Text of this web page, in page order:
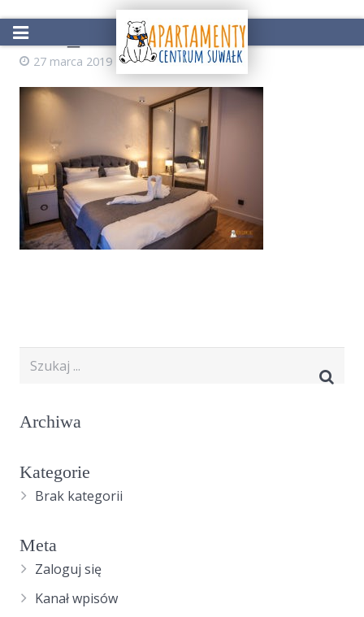
Start
Atrakcje w okolicy
Galeria
Kontakt
Rezerwacja
IMG_4066
27 marca 2019 AdminZS
Archiwa
Kategorie
Brak kategorii
Meta
Zaloguj się
Kanał wpisów